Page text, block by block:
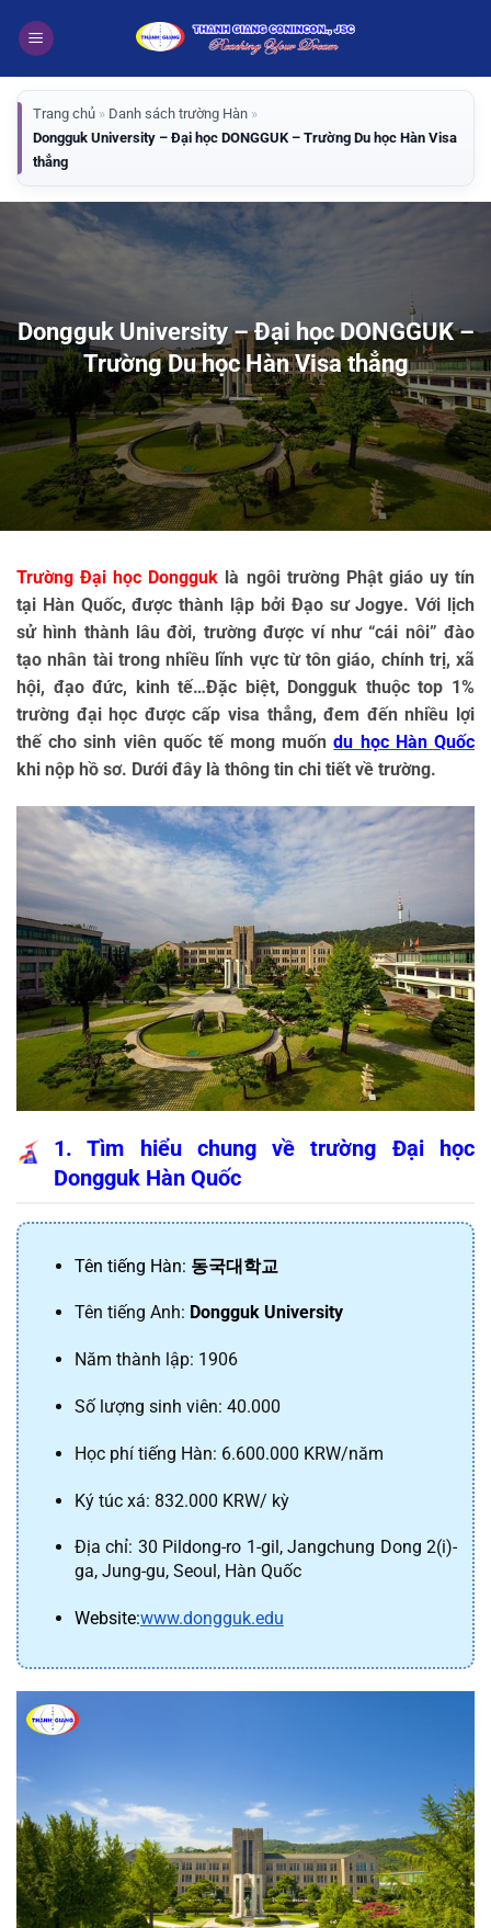
qua
dung
Trang chủ » Danh sách trường Hàn »
Dongguk University – Đại học DONGGUK – Trường Du học Hàn Visa
thẳng
Dongguk University – Đại học DONGGUK –
Trường Du học Hàn Visa thẳng
Trường Đại học Dongguk là ngôi trường Phật giáo uy tín
tại Hàn Quốc, được thành lập bởi Đạo sư Jogye. Với lịch
sử hình thành lâu đời, trường được ví như “cái nôi” đào
tạo nhân tài trong nhiều lĩnh vực từ tôn giáo, chính trị, xã
hội, đạo đức, kinh tế…Đặc biệt, Dongguk thuộc top 1%
trường đại học được cấp visa thẳng, đem đến nhiều lợi
thế cho sinh viên quốc tế mong muốn du học Hàn Quốc
khi nộp hồ sơ. Dưới đây là thông tin chi tiết về trường.
1. Tìm hiểu chung về trường Đại học
Dongguk Hàn Quốc
Tên tiếng Hàn: 동국대학교
Tên tiếng Anh: Dongguk University
Năm thành lập: 1906
Số lượng sinh viên: 40.000
Học phí tiếng Hàn: 6.600.000 KRW/năm
Ký túc xá: 832.000 KRW/ kỳ
Địa chỉ: 30 Pildong-ro 1-gil, Jangchung Dong 2(i)-
ga, Jung-gu, Seoul, Hàn Quốc
Website:www.dongguk.edu